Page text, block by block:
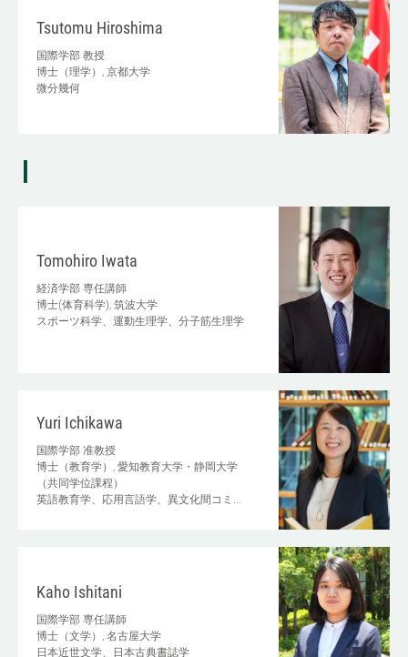
Tsutomu Hiroshima
国際学部 教授
博士（理学）, 京都大学
微分幾何
Tomohiro Iwata
経済学部 専任講師
博士(体育科学), 筑波大学
スポーツ科学、運動生理学、分子筋生理学
Yuri Ichikawa
国際学部 准教授
博士（教育学）, 愛知教育大学・静岡大学
（共同学位課程）
英語教育学、応用言語学、異文化間コミ...
Kaho Ishitani
国際学部 専任講師
博士（文学）, 名古屋大学
日本近世文学、日本古典書誌学